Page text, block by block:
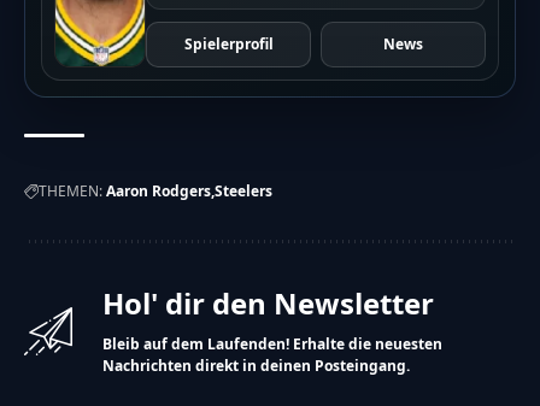
Spielerprofil News
THEMEN:Aaron RodgersSteelers
Hol' dir den Newsletter
Bleib auf dem Laufenden! Erhalte die neuesten
Nachrichten direkt in deinen Posteingang.